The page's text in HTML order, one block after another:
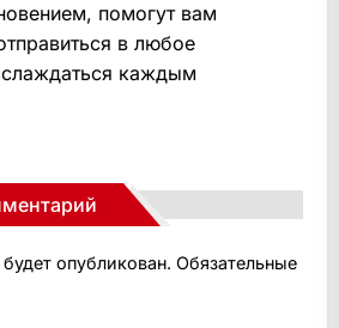
помогут вам
в любое
каждым
опубликован. Обязательные